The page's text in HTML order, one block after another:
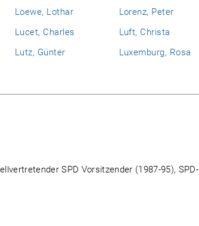
Loewe, Lothar
Lorenz, Peter
Lucet, Charles
Luft, Christa
Lutz, Günter
Luxemburg, Rosa
SPD Vorsitzender (1987-95), SPD-